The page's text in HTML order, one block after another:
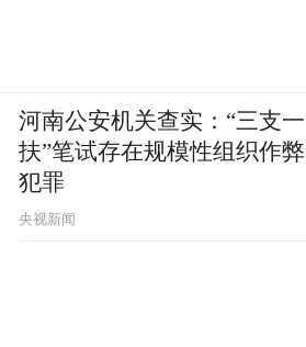
河南公安机关查实：“三支一
扶”笔试存在规模性组织作弊
犯罪
央视新闻